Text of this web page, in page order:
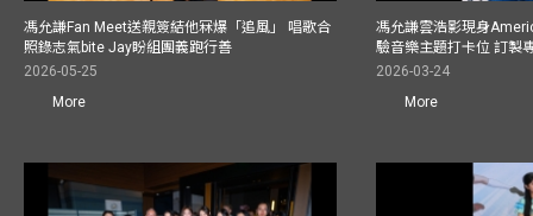
馮允謙Fan Meet送親簽結他冧爆「追風」 唱歌合
照錄志氣bite Jay盼組團義跑行善
2026-05-25
More
馮允謙雲浩影現身
驗音樂主題打卡位 訂製
2026-03-24
More